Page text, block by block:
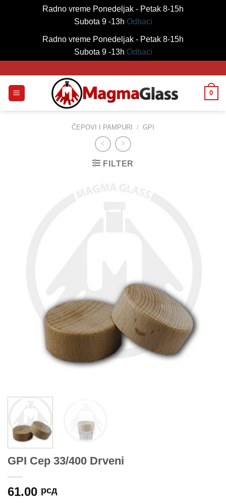
Radno vreme Ponedeljak - Petak 8-15h
Subota 9 -13h Odbaci
Radno vreme Ponedeljak - Petak 8-15h
Subota 9 -13h Odbaci
content
0
ČEPOVI I PAMPURI / GPI
FILTER
GPI Cep 33/400 Drveni
61.00 рсд